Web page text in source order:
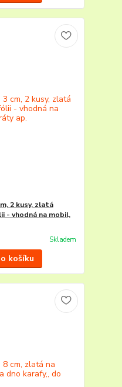
2 kusy, zlatá
- vhodná na mobil,
Skladem
košíku